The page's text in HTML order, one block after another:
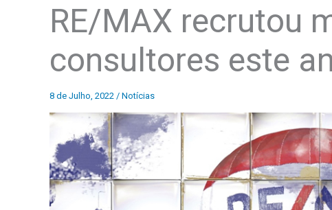
RE/MAX recrutou
consultores este
8 de Julho, 2022 / Notícias